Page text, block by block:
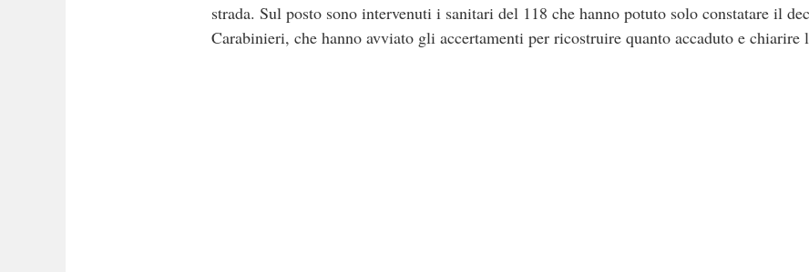
strada. Sul posto sono intervenuti i sanitari del 118 che hanno potuto solo constatare il
Carabinieri, che hanno avviato gli accertamenti per ricostruire quanto accaduto e chiarire